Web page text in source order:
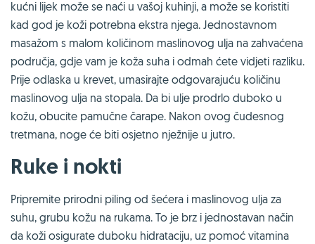
kućni lijek može se naći u vašoj kuhinji, a može se koristiti
kad god je koži potrebna ekstra njega. Jednostavnom
masažom s malom količinom maslinovog ulja na zahvaćena
područja, gdje vam je koža suha i odmah ćete vidjeti razliku.
Prije odlaska u krevet, umasirajte odgovarajuću količinu
maslinovog ulja na stopala. Da bi ulje prodrlo duboko u
kožu, obucite pamučne čarape. Nakon ovog čudesnog
tretmana, noge će biti osjetno nježnije u jutro.
Ruke i nokti
Pripremite prirodni piling od šećera i maslinovog ulja za
suhu, grubu kožu na rukama. To je brz i jednostavan način
da koži osigurate duboku hidrataciju, uz pomoć vitamina